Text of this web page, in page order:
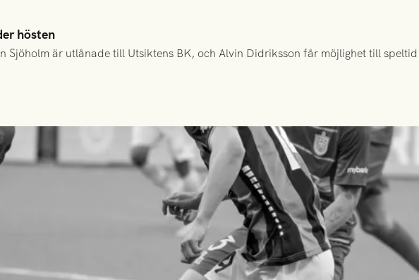
hösten
Sjöholm är utlånade till Utsiktens BK, och Alvin Didriksson får möjlighet till